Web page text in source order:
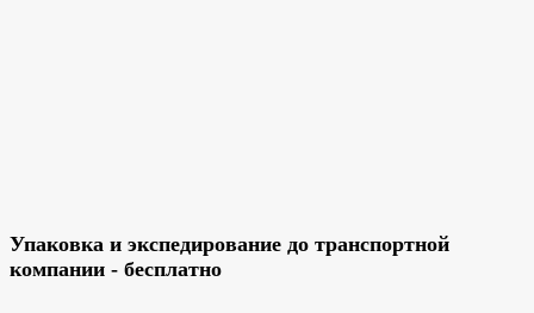
Упаковка и экспедирование до транспортной
компании - бесплатно